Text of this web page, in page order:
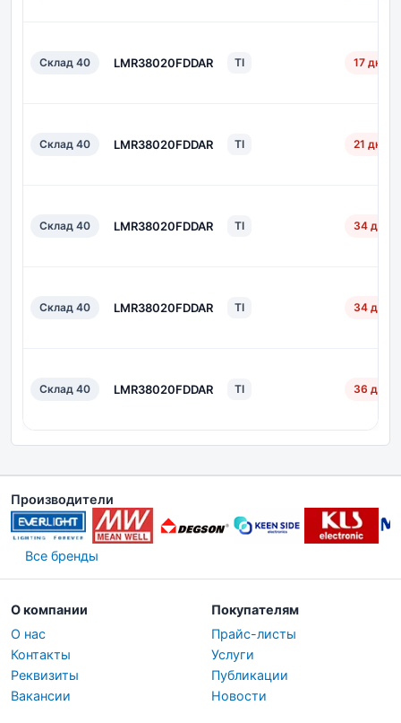
Склад 40 LMR38020FDDAR TI 17 дн.
Склад 40 LMR38020FDDAR TI 21 дн.
Склад 40 LMR38020FDDAR TI 34 дн.
Склад 40 LMR38020FDDAR TI 34 дн.
Склад 40 LMR38020FDDAR TI 36 дн.
Производители
Все бренды
О компании
О нас
Контакты
Реквизиты
Вакансии
Покупателям
Прайс-листы
Услуги
Публикации
Новости